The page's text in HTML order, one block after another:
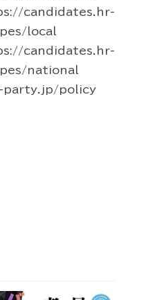
local
national
party.jp/policy